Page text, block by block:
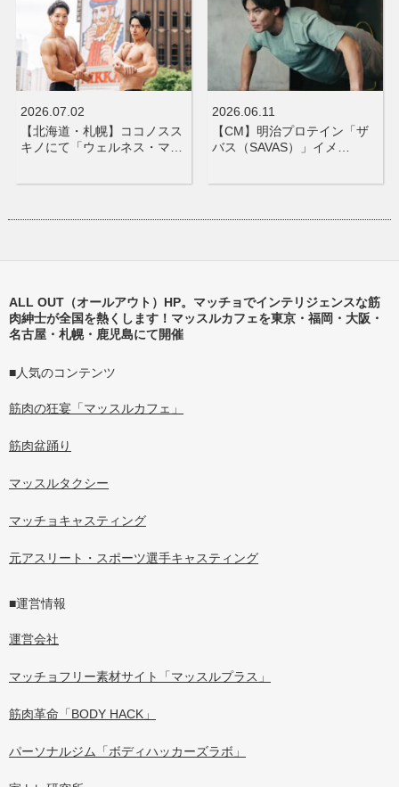
2026.07.02
【北海道・札幌】ココノスス
キノにて「ウェルネス・マ…
2026.06.11
【CM】明治プロテイン「ザ
バス（SAVAS）」イメ…
ALL OUT（オールアウト）HP。マッチョでインテリジェンスな筋
肉紳士が全国を熱くします！マッスルカフェを東京・福岡・大阪・
名古屋・札幌・鹿児島にて開催
■人気のコンテンツ
筋肉の狂宴「マッスルカフェ」
筋肉盆踊り
マッスルタクシー
マッチョキャスティング
元アスリート・スポーツ選手キャスティング
■運営情報
運営会社
マッチョフリー素材サイト「マッスルプラス」
筋肉革命「BODY HACK」
パーソナルジム「ボディハッカーズラボ」